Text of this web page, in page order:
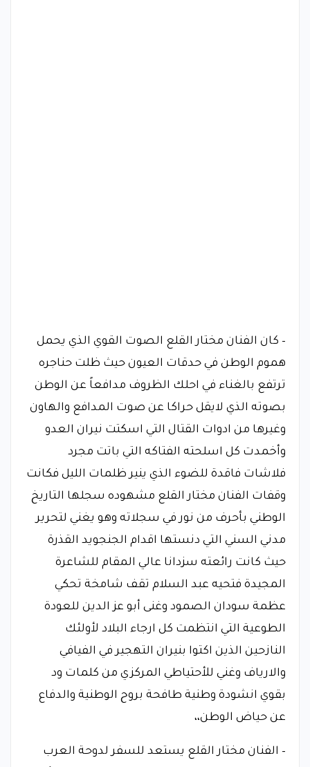
– كان الفنان مختار القلع الصوت القوي الذي يحمل
هموم الوطن في حدقات العيون حيث ظلت حناجره
ترتفع بالغناء في احلك الظروف مدافعاً عن الوطن
بصوته الذي لايقل حراكا عن صوت المدافع والهاون
وغيرها من ادوات القتال التي اسكتت نيران العدو
وأخمدت كل اسلحته الفتاكه التي باتت مجرد
فلاشات فاقدة للضوء الذي ينير ظلمات الليل فكانت
وقفات الفنان مختار القلع مشهوده سجلها التاريخ
الوطني بأحرف من نور في سجلاته وهو يغني لتحرير
مدني السني التي دنستها اقدام الجنجويد القذرة
حيث كانت رائعته سزدانا عالي المقام للشاعرة
المجيدة فتحيه عبد السلام تقف شامخة تحكي
عظمة سودان الصمود وغنى أبو عز الدين للعودة
الطوعية التي انتظمت كل ارجاء البلاد لأولئك
النازحين الذين اكتوا بنيران التهجير في الفيافي
والارياف وغني للأحتياطي المركزي من كلمات ود
بقوي انشودة وطنية طافحة بروح الوطنية والدفاع
عن حياض الوطن،،
– الفنان مختار القلع يستعد للسفر لدوحة العرب